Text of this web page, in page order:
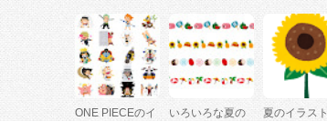
ONE PIECEのイ
いろいろな夏の
夏のイラスト